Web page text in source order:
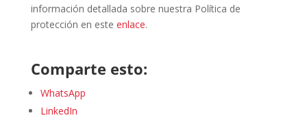
información detallada sobre nuestra Política de
protección en este enlace.
Comparte esto:
WhatsApp
LinkedIn